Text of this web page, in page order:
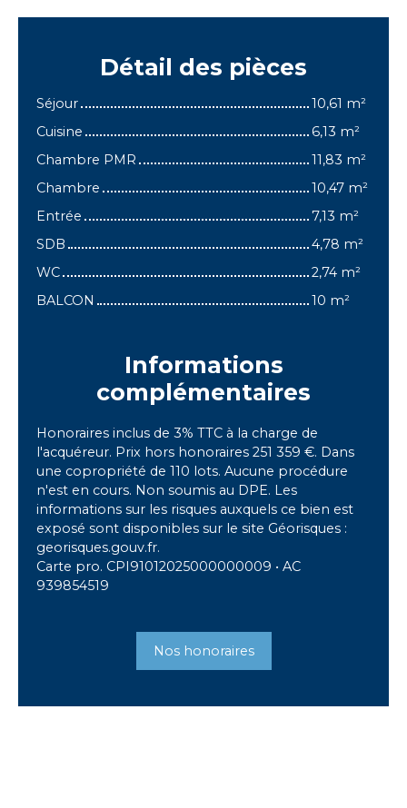
Détail des pièces
Séjour
10,61 m²
Cuisine
6,13 m²
Chambre PMR
11,83 m²
Chambre
10,47 m²
Entrée
7,13 m²
SDB
4,78 m²
WC
2,74 m²
BALCON
10 m²
Informations
complémentaires
Honoraires inclus de 3% TTC à la charge de
l'acquéreur. Prix hors honoraires 251 359 €. Dans
une copropriété de 110 lots. Aucune procédure
n'est en cours. Non soumis au DPE. Les
informations sur les risques auxquels ce bien est
exposé sont disponibles sur le site Géorisques :
georisques.gouv.fr.
Carte pro. CPI91012025000000009 • AC
939854519
Nos honoraires